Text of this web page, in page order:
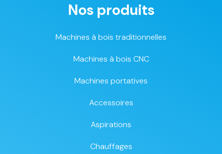
Nos produits
Machines à bois traditionnelles
Machines à bois CNC
Machines portatives
Accessoires
Aspirations
Chauffages